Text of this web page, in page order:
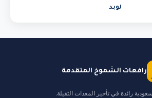
لوبد
رافعات الشموخ المتقدمة
رائدة في تأجير المعدات الثقيلة.